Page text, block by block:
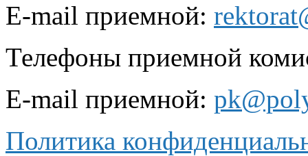
E-mail приемной:
Телефоны приемной
E-mail приемной:
Политика